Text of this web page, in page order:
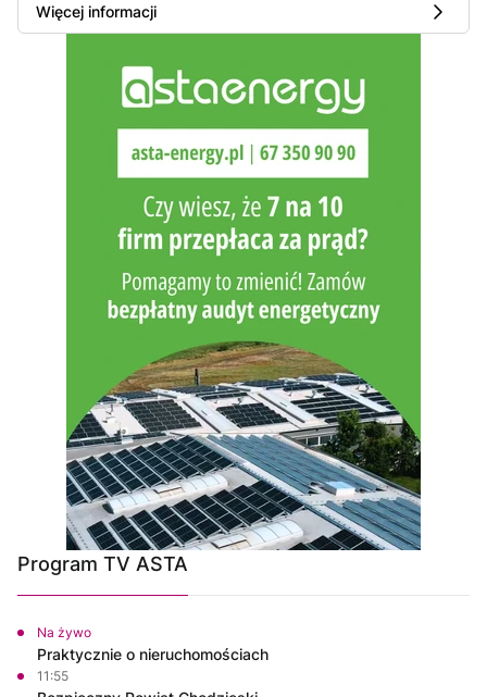
Więcej informacji
Program TV ASTA
Na żywo
Praktycznie o nieruchomościach
11:55